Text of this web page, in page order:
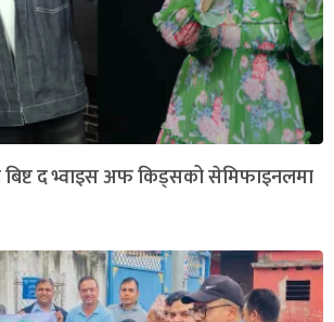
द भ्वाइस अफ किड्सको सेमिफाइनलमा